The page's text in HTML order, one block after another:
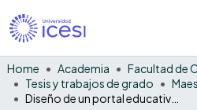
Home Academia
Facultad de
Tesis y trabajos de grado